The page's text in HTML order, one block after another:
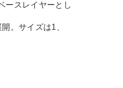
ースレイヤーとし
。サイズは1、